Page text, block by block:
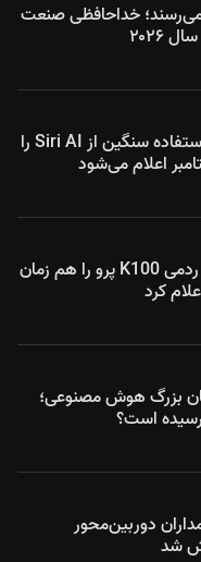
می‌رسند؛ خداحافظی صنعت
اپل دریافت هزینه برای استفاده سنگین از Siri AI را
اعلام می‌شود
ردمی تاریخ معرفی سری ردمی K100 پرو را هم زمان
کرد
بزرگ هوش مصنوعی؛
دوربین‌محور
شد